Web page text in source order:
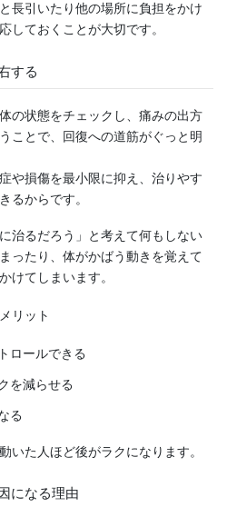
長引いたり他の場所に負担をかけ
しておくことが大切です。
する
の状態をチェックし、痛みの出方
ことで、回復への道筋がぐっと明
や損傷を最小限に抑え、治りやす
るからです。
治るだろう」と考えて何もしない
ったり、体がかばう動きを覚えて
けてしまいます。
リット
ロールできる
を減らせる
る
いた人ほど後がラクになります。
になる理由